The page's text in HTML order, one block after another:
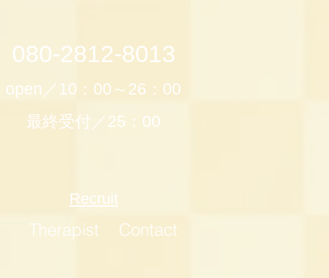
080-2812-8013
open／10：00～26：00
最終受付／25：00
Recruit
Therapist Contact